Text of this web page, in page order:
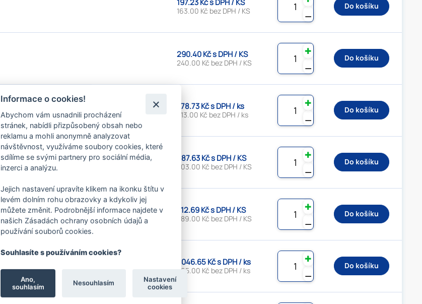
163.00 Kč bez DPH / KS ⚊
Do košíku
290.40 Kč s DPH / KS
240.00 Kč bez DPH / KS ⚊
✚
Do košíku
378.73 Kč s DPH / ks
313.00 Kč bez DPH / ks ⚊
✚
Do košíku
487.63 Kč s DPH / KS
403.00 Kč bez DPH / KS ⚊
✚
Do košíku
712.69 Kč s DPH / KS
589.00 Kč bez DPH / KS ⚊
✚
Do košíku
1 046.65 Kč s DPH / ks
865.00 Kč bez DPH / ks ⚊
✚
Do košíku
Informace o cookies!
Abychom vám usnadnili procházení
stránek, nabídli přizpůsobený obsah nebo
reklamu a mohli anonymně analyzovat
návštěvnost, využíváme soubory cookies, které
sdílíme se svými partnery pro sociální média,
inzerci a analýzu.
Jejich nastavení upravíte klikem na ikonku štítu v
levém dolním rohu obrazovky a kdykoliv jej
můžete změnit. Podrobnější informace najdete v
našich Zásadách ochrany osobních údajů a
používání souborů cookies.
Souhlasíte s používáním cookies?
Ano,
souhlasím
Nesouhlasím
Nastavení
cookies